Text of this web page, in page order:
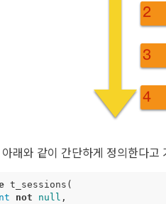
래와 같이 간단하게 정의한다고
t_sessions (
not null ,